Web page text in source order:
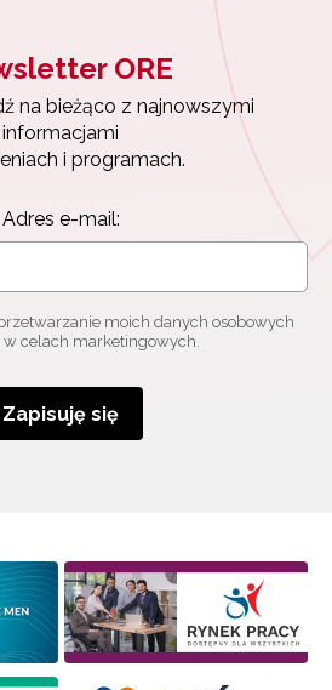
ORE
na bieżąco z najnowszymi
informacjami
i programach.
Adres e-mail:
moich danych osobowych
w celach marketingowych.
Zapisuję się